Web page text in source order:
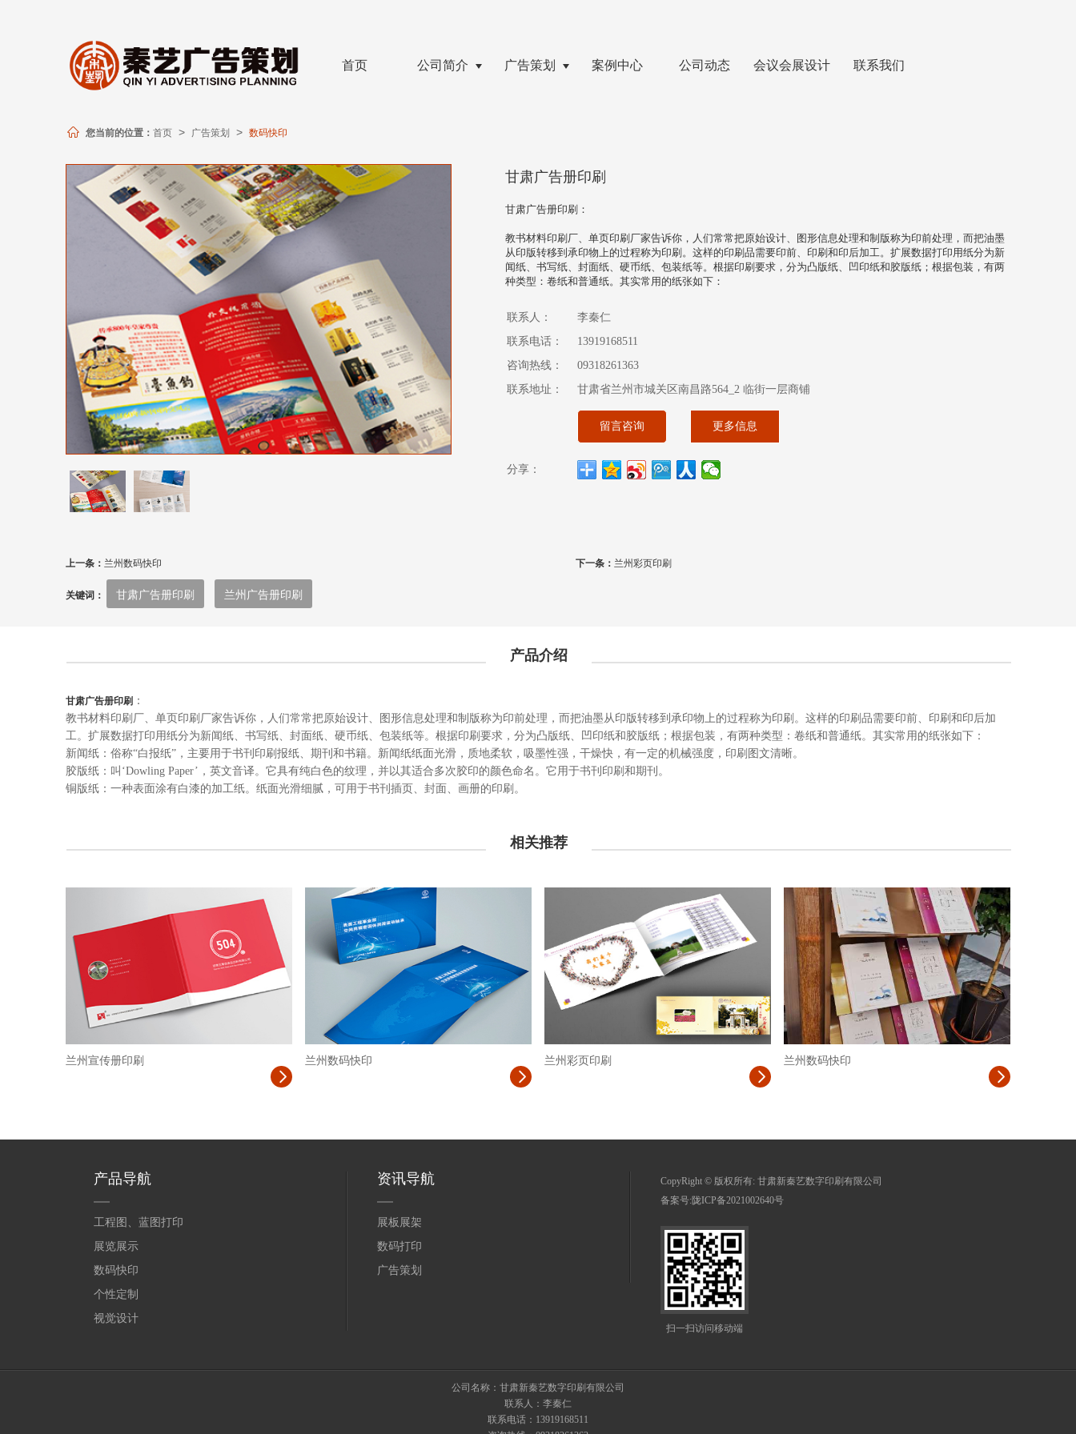
首页 公司简介 广告策划 案例中心 公司动态 会议会展设计 联系我们
您当前的位置： 首页 > 广告策划 > 数码快印
甘肃广告册印刷
甘肃广告册印刷​：
教书材料印刷厂、单页印刷厂家告诉你，人们常常把原始设计、图形信息处理和制版称为印前处理，而把油墨
从印版转移到承印物上的过程称为印刷。这样的印刷品需要印前、印刷和印后加工。扩展数据打印用纸分为新
闻纸、书写纸、封面纸、硬币纸、包装纸等。根据印刷要求，分为凸版纸、凹印纸和胶版纸；根据包装，有两
种类型：卷纸和普通纸。其实常用的纸张如下：
联系人：
李秦仁
联系电话：
13919168511
咨询热线：
09318261363
联系地址：
甘肃省兰州市城关区南昌路564_2 临街一层商铺
留言咨询 更多信息
分享：
上一条： 兰州数码快印 下一条： 兰州彩页印刷
关键词： 甘肃广告册印刷 兰州广告册印刷
产品介绍
甘肃广告册印刷 ：
教书材料印刷厂、单页印刷厂家告诉你，人们常常把原始设计、图形信息处理和制版称为印前处理，而把油墨从印版转移到承印物上的过程称为印刷。这样的印刷品需要印前、印刷和印后加
工。扩展数据打印用纸分为新闻纸、书写纸、封面纸、硬币纸、包装纸等。根据印刷要求，分为凸版纸、凹印纸和胶版纸；根据包装，有两种类型：卷纸和普通纸。其实常用的纸张如下：
新闻纸：俗称“白报纸”，主要用于书刊印刷报纸、期刊和书籍。新闻纸纸面光滑，质地柔软，吸墨性强，干燥快，有一定的机械强度，印刷图文清晰。
胶版纸：叫‘Dowling Paper’，英文音译。它具有纯白色的纹理，并以其适合多次胶印的颜色命名。它用于书刊印刷和期刊。
铜版纸：一种表面涂有白漆的加工纸。纸面光滑细腻，可用于书刊插页、封面、画册的印刷。
相关推荐
兰州宣传册印刷 兰州数码快印 兰州彩页印刷 兰州数码快印
产品导航
工程图、蓝图打印
展览展示
数码快印
个性定制
视觉设计
资讯导航
展板展架
数码打印
广告策划
CopyRight © 版权所有: 甘肃新秦艺数字印刷有限公司
备案号: 陇ICP备2021002640号
扫一扫访问移动端
公司名称：甘肃新秦艺数字印刷有限公司
联系人：李秦仁
联系电话：13919168511